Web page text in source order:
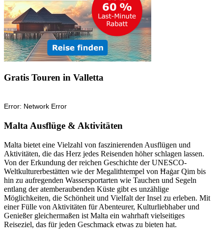
Gratis Touren in Valletta
Malta Ausflüge & Aktivitäten
Malta bietet eine Vielzahl von faszinierenden Ausflügen und
Aktivitäten, die das Herz jedes Reisenden höher schlagen lassen.
Von der Erkundung der reichen Geschichte der UNESCO-
Weltkulturerbestätten wie der Megalithtempel von Ħaġar Qim bis
hin zu aufregenden Wassersportarten wie Tauchen und Segeln
entlang der atemberaubenden Küste gibt es unzählige
Möglichkeiten, die Schönheit und Vielfalt der Insel zu erleben. Mit
einer Fülle von Aktivitäten für Abenteurer, Kulturliebhaber und
Genießer gleichermaßen ist Malta ein wahrhaft vielseitiges
Reiseziel, das für jeden Geschmack etwas zu bieten hat.